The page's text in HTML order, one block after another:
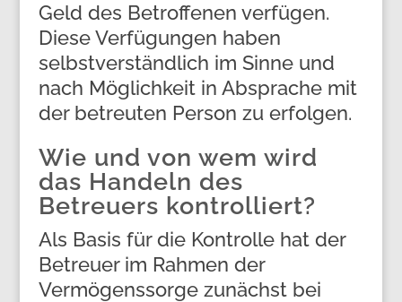
Geld des Betroffenen verfügen.
Diese Verfügungen haben
selbstverständlich im Sinne und
nach Möglichkeit in Absprache mit
der betreuten Person zu erfolgen.
Wie und von wem wird
das Handeln des
Betreuers kontrolliert?
Als Basis für die Kontrolle hat der
Betreuer im Rahmen der
Vermögenssorge zunächst bei